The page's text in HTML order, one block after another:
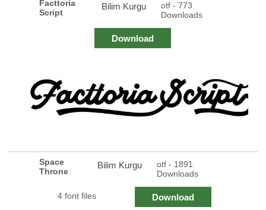
Facttoria
Script
Bilim Kurgu
otf - 773
Downloads
Download
Space
Throne
Bilim Kurgu
otf - 1891
Downloads
4 font files Download